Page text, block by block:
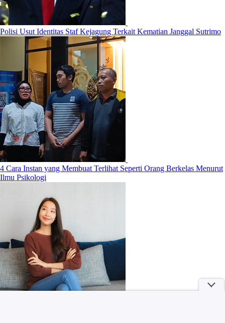
Polisi Usut Identitas Staf Kejagung Terkait Kematian Janggal Sutrimo
4 Cara Instan yang Membuat Terlihat Seperti Orang Berkelas Menurut
Ilmu Psikologi